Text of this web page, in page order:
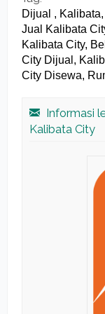
Dijual ,
Jual Kalibata
Kalibata City,
City Dijual,
City Disewa,
Informasi
Kalibata City